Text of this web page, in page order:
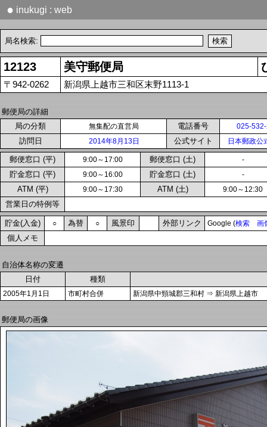
● inukugi : web
局名検索:
12123 美守郵便局
〒942-0262 新潟県上越市三和区末野1113-1
郵便局の詳細
局の分類
無集配の直営局 電話番号 025-
訪問日 2014年8月13日 公式サイト 日本郵政公
郵便窓口 (平) 9:00～17:00 郵便窓口 (土) -
貯金窓口 (平) 9:00～16:00 貯金窓口 (土) -
ATM (平) 9:00～17:30 ATM (土) 9:00～12:30
営業日の特例等
貯金(入金) ○ 為替 ○ 風景印 外部リンク Google (検索 画
個人メモ
自治体名称の変遷
日付
種類
2005年1月1日 市町村合併 新潟県中頸城郡三和村 ⇒ 新潟県上越市
郵便局の画像